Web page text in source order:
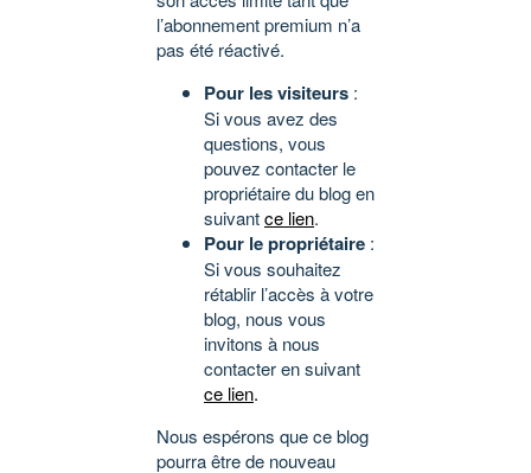
l’abonnement premium n’a
pas été réactivé.
Pour les visiteurs :
Si vous avez des
questions, vous
pouvez contacter le
propriétaire du blog en
suivantce lien.
Pour le propriétaire :
Si vous souhaitez
rétablir l’accès à votre
blog, nous vous
invitons à nous
contacter en suivant
ce lien.
Nous espérons que ce blog
pourra être de nouveau